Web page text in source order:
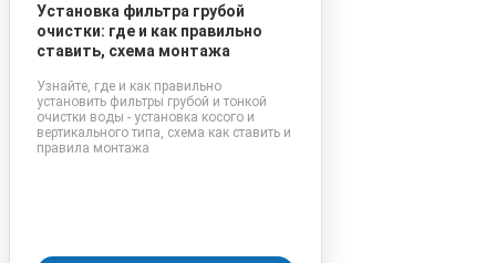
Установка фильтра грубой
очистки: где и как правильно
ставить, схема монтажа
Узнайте, где и как правильно
установить фильтры грубой и тонкой
очистки воды - установка косого и
вертикального типа, схема как ставить и
правила монтажа